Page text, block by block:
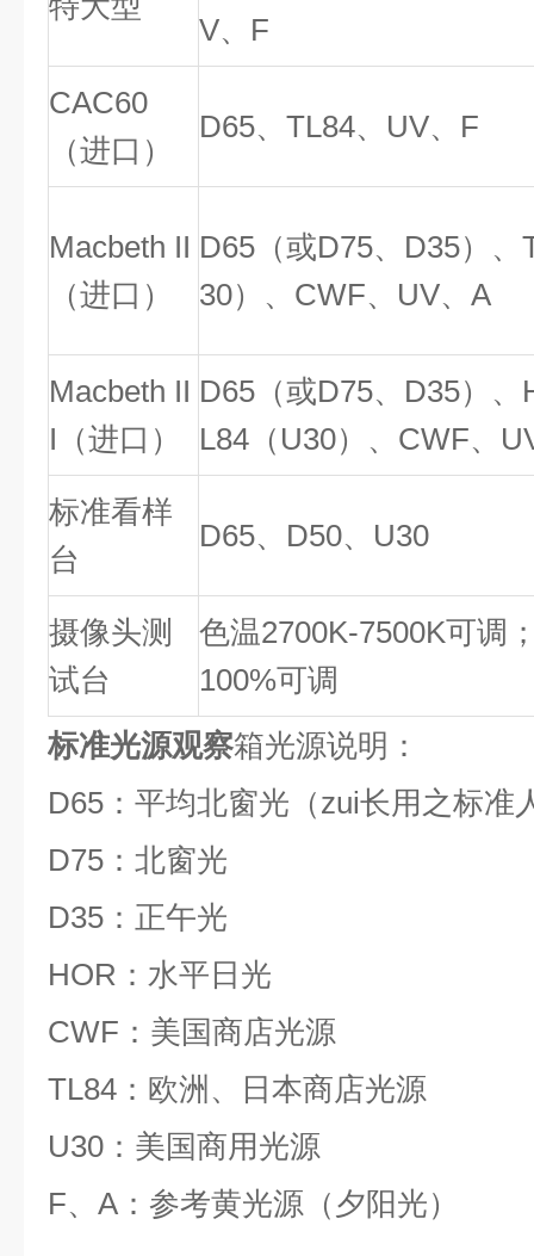
V、F
CAC60
（进口）
D65、TL84、UV、F
Macbeth II
（进口）
D65（或D75、D35）、
30）、CWF、UV、A
Macbeth II
I（进口）
D65（或D75、D35）、
L84（U30）、CWF、
标准看样
台
D65、D50、U30
摄像头测
试台
色温2700K-7500K可调
100%可调
标准光源观察箱光源说明：
D65 ：平均北窗光（zui长用之标准
D75 ：北窗光
D35 ：正午光
HOR ：水平日光
CWF ：美国商店光源
TL84 ：欧洲、日本商店光源
U30 ：美国商用光源
F、A：参考黄光源（夕阳光）